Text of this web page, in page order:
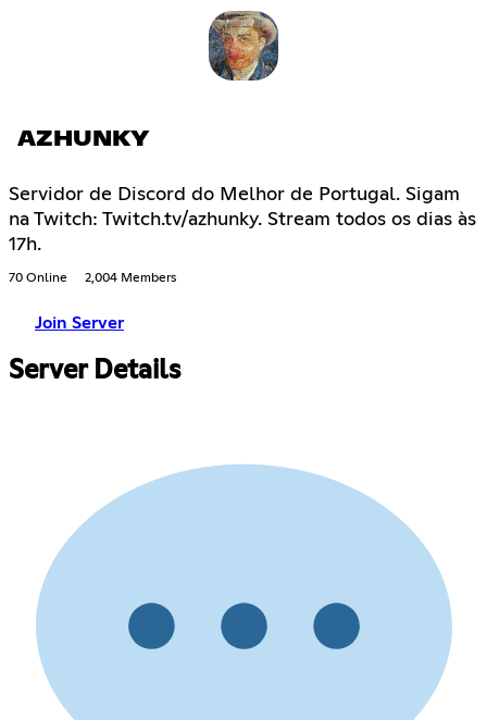
AZHUNKY
Servidor de Discord do Melhor de Portugal. Sigam
na Twitch: Twitch.tv/azhunky. Stream todos os dias às
17h.
70 Online 2,004 Members
Join Server
Server Details